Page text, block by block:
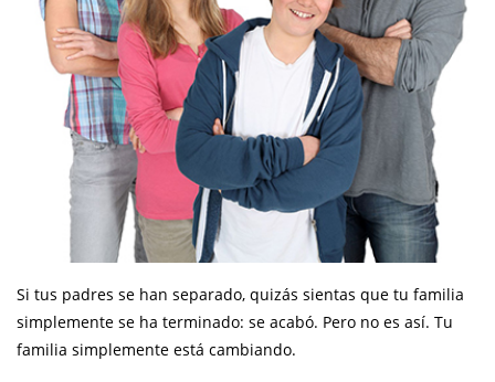
Si tus padres se han separado, quizás sientas que tu familia
simplemente se ha terminado: se acabó. Pero no es así. Tu
familia simplemente está cambiando.